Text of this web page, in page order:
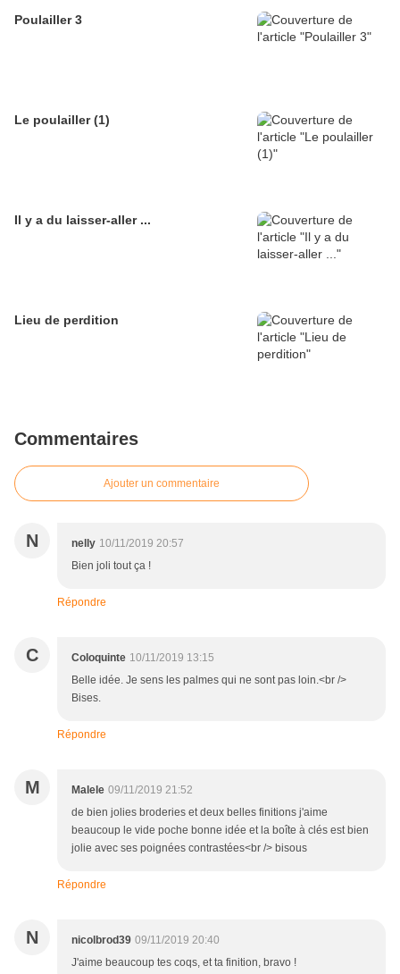
Poulailler 3
Le poulailler (1)
Il y a du laisser-aller ...
Lieu de perdition
Commentaires
Ajouter un commentaire
N nelly 10/11/2019 20:57
Bien joli tout ça !
Répondre
C Coloquinte 10/11/2019 13:15
Belle idée. Je sens les palmes qui ne sont pas loin.<br />
Bises.
Répondre
M Malele 09/11/2019 21:52
de bien jolies broderies et deux belles finitions j'aime
beaucoup le vide poche bonne idée et la boîte à clés est bien
jolie avec ses poignées contrastées<br /> bisous
Répondre
N nicolbrod39 09/11/2019 20:40
J'aime beaucoup tes coqs, et ta finition, bravo !